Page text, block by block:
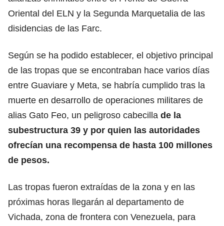
Oriental del ELN y la Segunda Marquetalia de las
disidencias de las Farc.
Según se ha podido establecer, el objetivo principal
de las tropas que se encontraban hace varios días
entre Guaviare y Meta, se habría cumplido tras la
muerte en desarrollo de operaciones militares de
alias Gato Feo, un peligroso cabecilla de la
subestructura 39 y por quien las autoridades
ofrecían una recompensa de hasta 100 millones
de pesos.
Las tropas fueron extraídas de la zona y en las
próximas horas llegarán al departamento de
Vichada, zona de frontera con Venezuela, para